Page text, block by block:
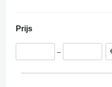
Italië
Slovenië
Prijs
–